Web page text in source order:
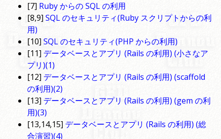
[7] Ruby からの SQL の利用
[8,9]SQL のセキュリティ(Ruby スクリプトからの利
用)
[10]SQL のセキュリティ(PHP からの利用)
[11]データベースとアプリ (Rails の利用) (小さなア
プリ)(1)
[12] データベースとアプリ (Rails の利用) (scaffold
の利用)(2)
[13]データベースとアプリ (Rails の利用) (gem の利
用)(3)
[13,14,15]データベースとアプリ (Rails の利用) (総
合演習)(4)